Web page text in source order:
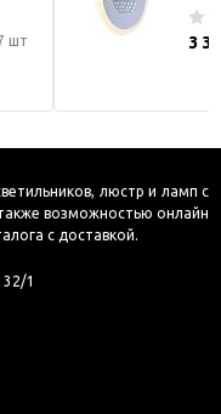
шт 3
люстр и ламп с
возможностью онлайн
с доставкой.
1